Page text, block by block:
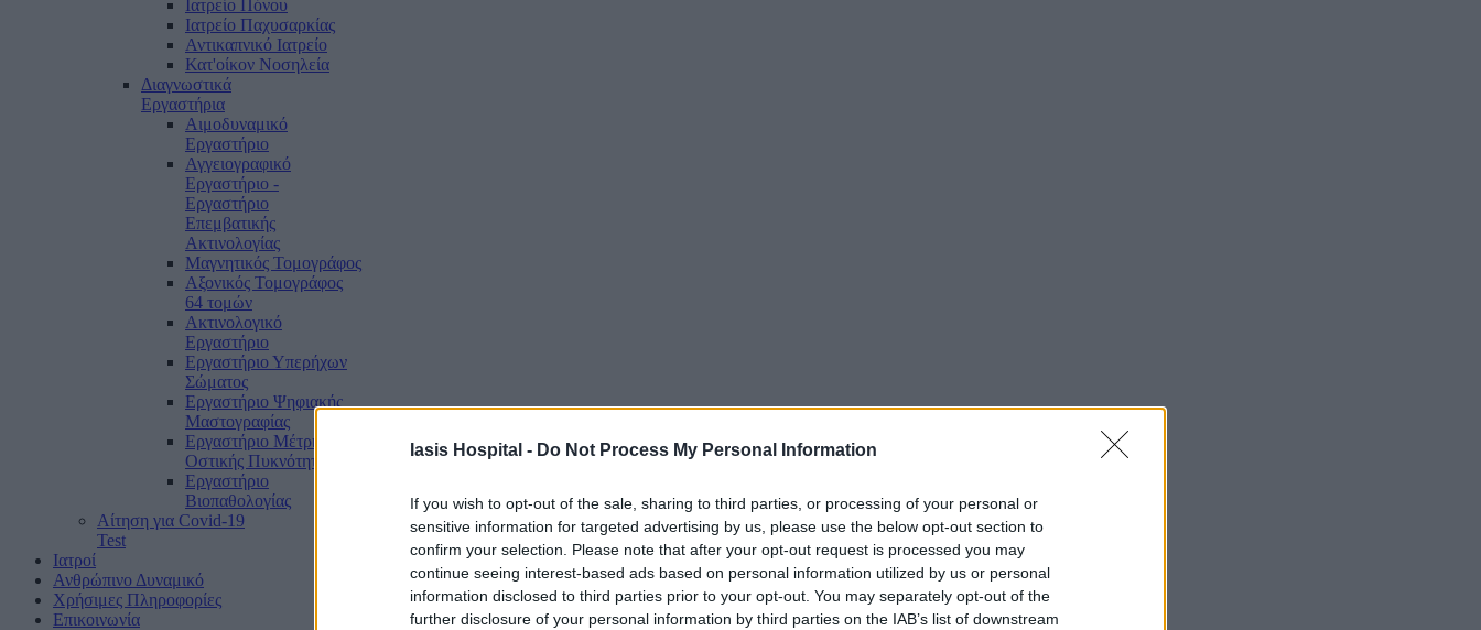
Iasis Hospital - Do Not Process My Personal Information
If you wish to opt-out of the sale, sharing to third parties, or processing of your personal or
sensitive information for targeted advertising by us, please use the below opt-out section to
confirm your selection. Please note that after your opt-out request is processed you may
continue seeing interest-based ads based on personal information utilized by us or personal
information disclosed to third parties prior to your opt-out. You may separately opt-out of the
further disclosure of your personal information by third parties on the IAB’s list of downstream
Ιατρείο Πόνου
Ιατρείο Παχυσαρκίας
Αντικαπνικό Ιατρείο
Κατ'οίκον Νοσηλεία
Διαγνωστικά
Εργαστήρια
Αιμοδυναμικό
Εργαστήριο
Αγγειογραφικό
Εργαστήριο -
Εργαστήριο
Επεμβατικής
Ακτινολογίας
Μαγνητικός Τομογράφος
Αξονικός Τομογράφος
64 τομών
Ακτινολογικό
Εργαστήριο
Εργαστήριο Υπερήχων
Σώματος
Εργαστήριο Ψηφιακής
Μαστογραφίας
Εργαστήριο Μέτρησης
Οστικής Πυκνότητας
Εργαστήριο
Βιοπαθολογίας
Αίτηση για Covid-19
Test
Ιατροί
Ανθρώπινο Δυναμικό
Χρήσιμες Πληροφορίες
Επικοινωνία